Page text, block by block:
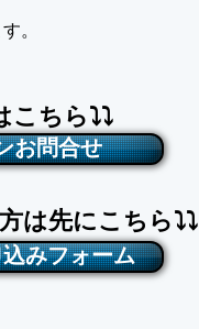
。
こちら⤵⤵
お問合せ
は先にこちら⤵⤵
みフォーム